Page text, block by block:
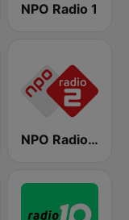
NPO Radio 1
NPO Radio 2